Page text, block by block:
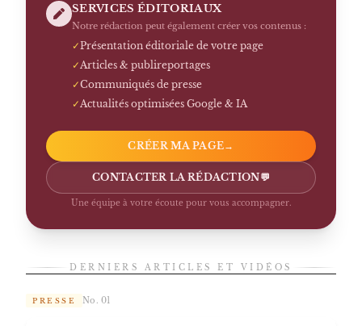
SERVICES ÉDITORIAUX
Notre rédaction peut également créer vos contenus :
✓Présentation éditoriale de votre page
✓ Articles & publireportages
✓Communiqués de presse
✓ Actualités optimisées Google & IA
CRÉER MA PAGE→
CONTACTER LA RÉDACTION💬
Une équipe à votre écoute pour vous accompagner.
DERNIERS ARTICLES ET VIDÉOS
PRESSE No. 01